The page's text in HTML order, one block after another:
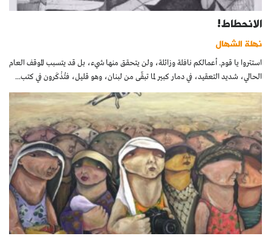
الانحطاط!
نهلة الشهال
استتروا يا قوم. أعمالكم نافلة وزائلة، ولن يتحقق منها شيء، بل قد يتسبب الموقف العام
الحالي، شديد التعقيد، في دمار كبير لما تبقّى من لبنان، وهو قليل، فتُذْكَرون في كتب...